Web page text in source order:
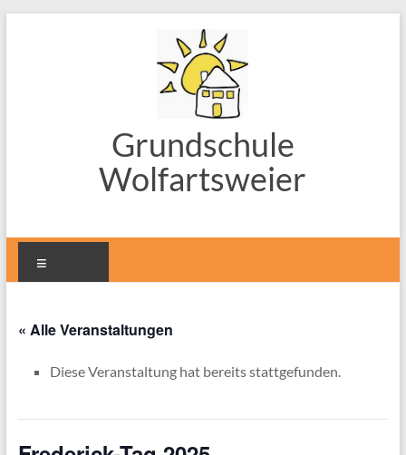
Grundschule
Wolfartsweier
« Alle Veranstaltungen
Diese Veranstaltung hat bereits stattgefunden.